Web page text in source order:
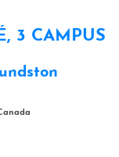
3 CAMPUS